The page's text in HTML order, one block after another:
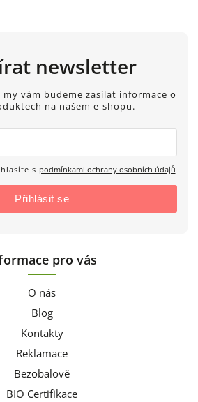
newsletter
vám budeme zasílat informace o
na našem e-shopu.
s podmínkami ochrany osobních údajů
Přihlásit se
pro vás
O nás
Blog
Kontakty
Reklamace
Bezobalově
BIO Certifikace